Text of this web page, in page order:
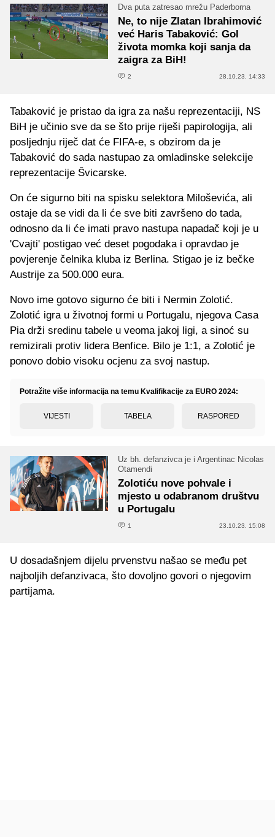
Dva puta zatresao mrežu Paderborna
Ne, to nije Zlatan Ibrahimović
već Haris Tabaković: Gol
života momka koji sanja da
zaigra za BiH!
2 28.10.23. 14:33
Tabaković je pristao da igra za našu reprezentaciji, NS
BiH je učinio sve da se što prije riješi papirologija, ali
posljednju riječ dat će FIFA-e, s obzirom da je
Tabaković do sada nastupao za omladinske selekcije
reprezentacije Švicarske.
On će sigurno biti na spisku selektora Miloševića, ali
ostaje da se vidi da li će sve biti završeno do tada,
odnosno da li će imati pravo nastupa napadač koji je u
'Cvajti' postigao već deset pogodaka i opravdao je
povjerenje čelnika kluba iz Berlina. Stigao je iz bečke
Austrije za 500.000 eura.
Novo ime gotovo sigurno će biti i Nermin Zolotić.
Zolotić igra u životnoj formi u Portugalu, njegova Casa
Pia drži sredinu tabele u veoma jakoj ligi, a sinoć su
remizirali protiv lidera Benfice. Bilo je 1:1, a Zolotić je
ponovo dobio visoku ocjenu za svoj nastup.
Potražite više informacija na temu Kvalifikacije za EURO 2024:
VIJESTI TABELA RASPORED
Uz bh. defanzivca je i Argentinac Nicolas
Otamendi
Zolotiću nove pohvale i
mjesto u odabranom društvu
u Portugalu
1 23.10.23. 15:08
U dosadašnjem dijelu prvenstvu našao se među pet
najboljih defanzivaca, što dovoljno govori o njegovim
partijama.